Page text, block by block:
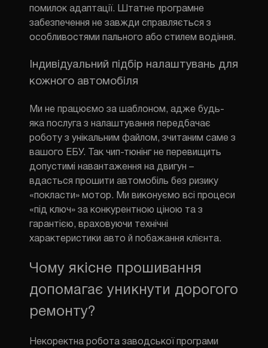
помилок адаптації. Штатне програмне
забезпечення не завжди справляється з
особливостями пального або стилем водіння.
Індивідуальний підбір налаштувань для
кожного автомобіля
Ми не працюємо за шаблоном, адже будь-
яка послуга з налаштування передбачає
роботу з унікальним файлом, зчитаним саме з
вашого ЕБУ. Так чип-тюнінг не перевищить
допустимі навантаження на двигун –
вдасться прошити автомобіль без ризику
«покласти» мотор. Ми виконуємо всі процеси
«під ключ» за конкурентною ціною та з
гарантією, враховуючи технічні
характеристики авто й побажання клієнта.
Чому якісне прошивання
допомагає уникнути дорогого
ремонту?
Некоректна робота заводської програми